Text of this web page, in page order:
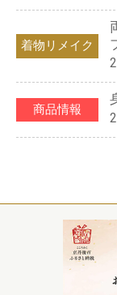
着物リメイク
商品情報